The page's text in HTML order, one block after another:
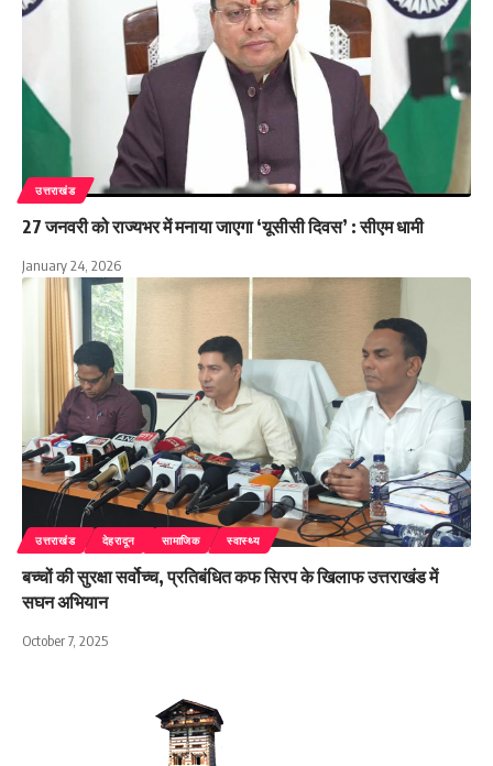
उत्तराखंड
27 जनवरी को राज्यभर में मनाया जाएगा ‘यूसीसी दिवस’ : सीएम धामी
January 24, 2026
उत्तराखंड देहरादून सामाजिक स्वास्थ्य
बच्चों की सुरक्षा सर्वोच्च, प्रतिबंधित कफ सिरप के खिलाफ उत्तराखंड में
सघन अभियान
October 7, 2025